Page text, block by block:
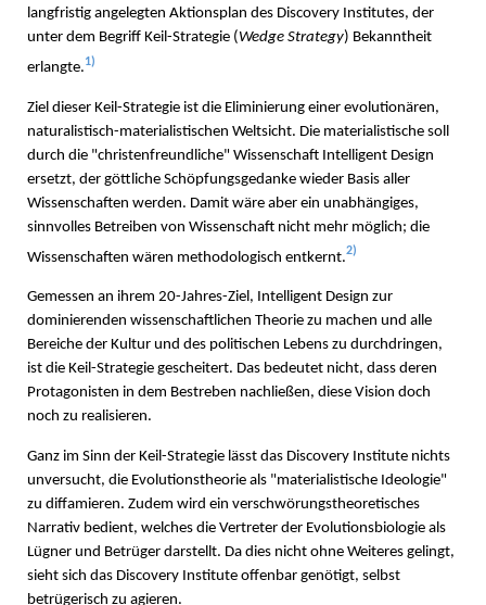
langfristig angelegten Aktionsplan des Discovery Institutes, der
unter dem Begriff Keil-Strategie (Wedge Strategy) Bekanntheit
erlangte.1)
Ziel dieser Keil-Strategie ist die Eliminierung einer evolutionären,
naturalistisch-materialistischen Weltsicht. Die materialistische soll
durch die "christenfreundliche" Wissenschaft Intelligent Design
ersetzt, der göttliche Schöpfungsgedanke wieder Basis aller
Wissenschaften werden. Damit wäre aber ein unabhängiges,
sinnvolles Betreiben von Wissenschaft nicht mehr möglich; die
Wissenschaften wären methodologisch entkernt.2)
Gemessen an ihrem 20-Jahres-Ziel, Intelligent Design zur
dominierenden wissenschaftlichen Theorie zu machen und alle
Bereiche der Kultur und des politischen Lebens zu durchdringen,
ist die Keil-Strategie gescheitert. Das bedeutet nicht, dass deren
Protagonisten in dem Bestreben nachließen, diese Vision doch
noch zu realisieren.
Ganz im Sinn der Keil-Strategie lässt das Discovery Institute nichts
unversucht, die Evolutionstheorie als "materialistische Ideologie"
zu diffamieren. Zudem wird ein verschwörungstheoretisches
Narrativ bedient, welches die Vertreter der Evolutionsbiologie als
Lügner und Betrüger darstellt. Da dies nicht ohne Weiteres gelingt,
sieht sich das Discovery Institute offenbar genötigt, selbst
betrügerisch zu agieren.